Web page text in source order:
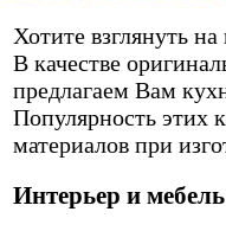
Хотите взглянуть
В качестве
предлагаем Вам
Популярность этих
материалов при
Интерьер и мебель